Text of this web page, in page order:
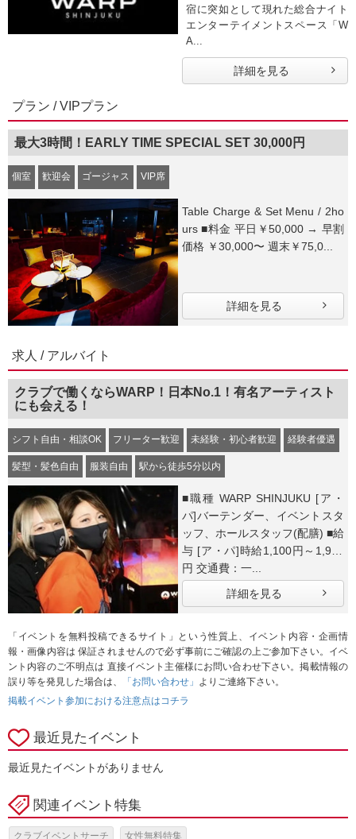
宿に突如として現れた総合ナイト
エンターテイメントスペース「W
A...
詳細を見る
プラン / VIPプラン
最大3時間！EARLY TIME SPECIAL SET 30,000円
個室 歓迎会 ゴージャス VIP席
Table Charge & Set Menu / 2ho
urs ■料金 平日￥50,000 → 早割
価格 ￥30,000〜 週末￥75,0...
詳細を見る
求人 / アルバイト
クラブで働くならWARP！日本No.1！有名アーティスト
にも会える！
シフト自由・相談OK フリーター歓迎 未経験・初心者歓迎 経験者優遇
髪型・髪色自由 服装自由 駅から徒歩5分以内
■職種 WARP SHINJUKU [ア・
パ]バーテンダー、イベントスタ
ッフ、ホールスタッフ(配膳) ■給
与 [ア・パ]時給1,100円～1,938
円 交通費：一...
詳細を見る
「イベントを無料投稿できるサイト」という性質上、イベント内容・企画情
報・画像内容は 保証されませんので必ず事前にご確認の上ご参加下さい。イベ
ント内容のご不明点は 直接イベント主催様にお問い合わせ下さい。掲載情報の
誤り等を発見した場合は、
「お問い合わせ」 よりご連絡下さい。
掲載イベント参加における注意点はコチラ
最近見たイベント
最近見たイベントがありません
関連イベント特集
クラブイベントサーチ 女性無料特集